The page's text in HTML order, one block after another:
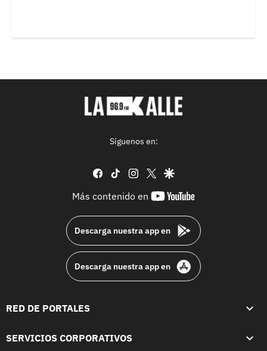
Síguenos en:
facebook
tiktok instagram
twittergoogle
Más contenido en
youtube-
Descarga nuestra app en
Descarga nuestra app en
RED DE PORTALES
SERVICIOS CORPORATIVOS